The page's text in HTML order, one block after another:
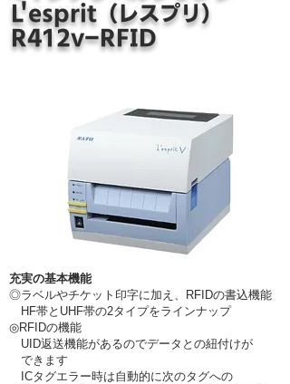
​L'esprit（レスプリ）
R412v-RFID
充実の基本機能
◎ラベルやチケット印字に加え、RFIDの書込機能
HF帯とUHF帯の2タイプをラインナップ
◎RFIDの機能
UID返送機能があるのでデータとの紐付けが
できます
ICタグエラー時は自動的に次のタグへの